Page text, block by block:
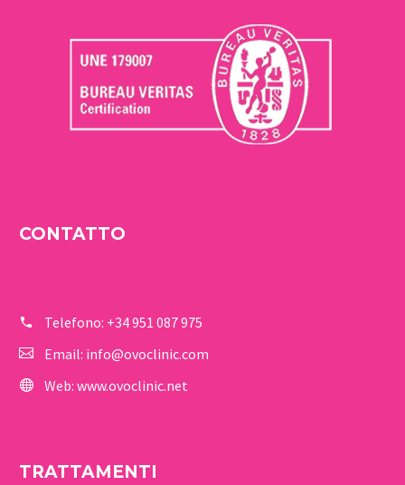
CONTATTO
Telefono: +34 951 087 975
Email: info@ovoclinic.com
Web: www.ovoclinic.net
TRATTAMENTI